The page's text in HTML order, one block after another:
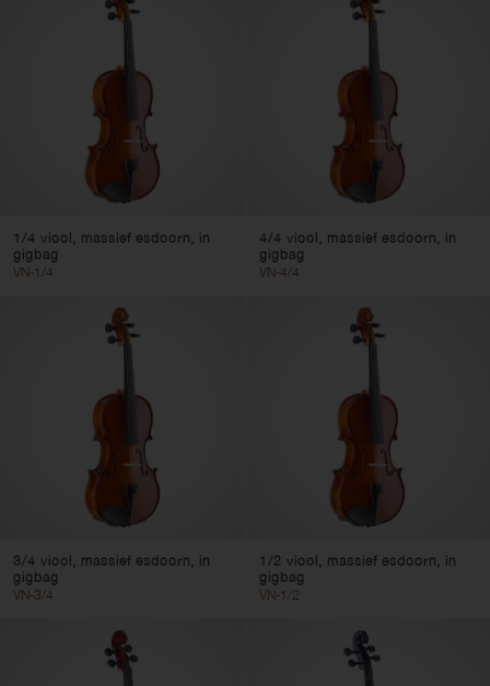
1/4 viool, massief esdoorn, in
gigbag
VN-1/4
4/4 viool, massief esdoorn, in
gigbag
VN-4/4
3/4 viool, massief esdoorn, in
gigbag
VN-3/4
1/2 viool, massief esdoorn, in
gigbag
VN-1/2